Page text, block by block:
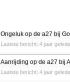
Ongeluk op de a27 bij
Laatste bericht: 4 jaar
Aanrijding op de a27 bij
Laatste bericht: 4 jaar